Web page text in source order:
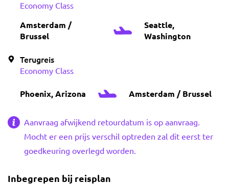
Economy Class
Amsterdam /
Brussel
Seattle,
Washington
Terugreis
Economy Class
Phoenix, Arizona Amsterdam / Brussel
Aanvraag afwijkend retourdatum is op aanvraag.
Mocht er een prijs verschil optreden zal dit eerst ter
goedkeuring overlegd worden.
Inbegrepen bij reisplan